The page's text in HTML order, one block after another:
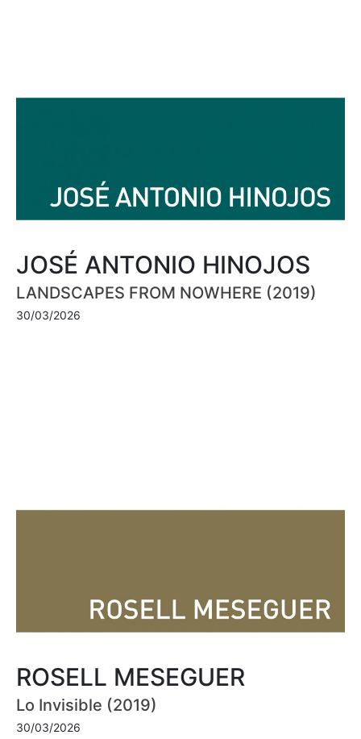
JOSÉ ANTONIO HINOJOS
LANDSCAPES FROM NOWHERE (2019)
30/03/2026
ROSELL MESEGUER
Lo Invisible (2019)
30/03/2026